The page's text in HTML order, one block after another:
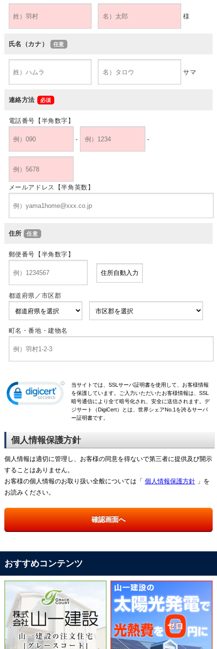
様
氏名（カナ）
サマ
連絡方法
電話番号【半角数字】
- -
メールアドレス【半角英数】
住所
郵便番号【半角数字】
都道府県／市区郡
町名・番地・建物名
当サイトでは、SSLサーバ証明書を使用して、お客様情報
を保護しています。ご入力いただいたお客様情報は、SSL
暗号通信により全て暗号化され、安全に送信されます。デ
ジサート（DigiCert）とは、世界シェアNo.1を誇るサーバ
ー証明書です。
個人情報保護方針
個人情報は適切に管理し、お客様の同意を得ないで第三者に提供及び開示
することはありません。
お客様の個人情報のお取り扱い全般については「 個人情報保護方針」を
お読みください。
おすすめコンテンツ